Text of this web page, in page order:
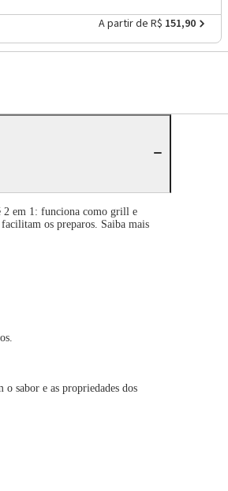
A partir de R$ 151,90
2 em 1: funciona como grill e
os preparos. Saiba mais
sabor e as propriedades dos